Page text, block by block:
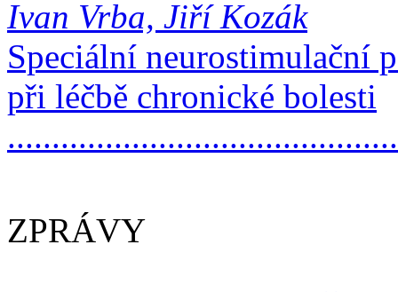
Ivan Vrba, Jiří Kozák
Speciální neurostimulační
při léčbě chronické bolesti
ZPRÁVY